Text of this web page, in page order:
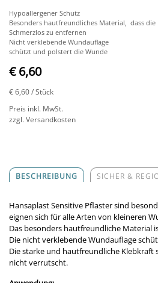
Hypoallergener Schutz
Besonders hautfreundliches Material, dass die
Schmerzlos zu entfernen
Nicht verklebende Wundauflage
schützt und polstert die Wunde
€ 6,60
€ 6,60/ Stück
Preis inkl. MwSt.
zzgl. Versandkosten
BESCHREIBUNG SICHER &
Hansaplast Sensitive Pflaster sind
eignen sich für alle Arten von kleineren
Das besonders hautfreundliche Material
Die nicht verklebende Wundauflage
Die starke und hautfreundliche Klebkraft
nicht verrutscht.